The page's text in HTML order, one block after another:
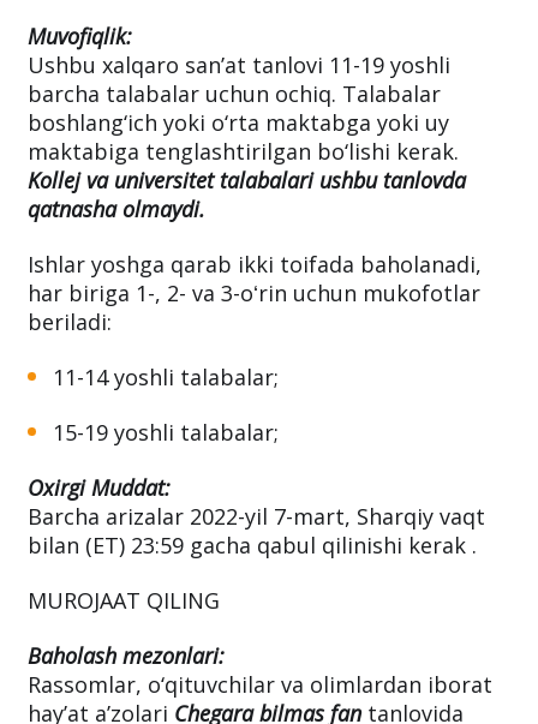
Muvofiqlik:
Ushbu xalqaro san’at tanlovi 11-19 yoshli
barcha talabalar uchun ochiq. Talabalar
boshlang‘ich yoki o‘rta maktabga yoki uy
maktabiga tenglashtirilgan bo‘lishi kerak.
Kollej va universitet talabalari ushbu tanlovda
qatnasha olmaydi.
Ishlar yoshga qarab ikki toifada baholanadi,
har biriga 1-, 2- va 3-oʻrin uchun mukofotlar
beriladi:
11-14 yoshli talabalar;
15-19 yoshli talabalar;
Oxirgi Muddat:
Barcha arizalar 2022-yil 7-mart, Sharqiy vaqt
bilan (ET) 23:59 gacha qabul qilinishi kerak .
MUROJAAT QILING
Baholash mezonlari:
Rassomlar, o‘qituvchilar va olimlardan iborat
hay’at a’zolari Chegara bilmas fantanlovida